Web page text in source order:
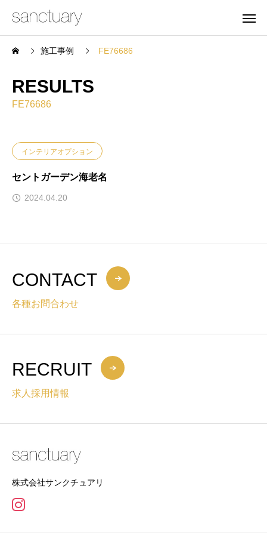
施工事例 FE76686
RESULTS
FE76686
インテリアオプション
セントガーデン海老名
2024.04.20
CONTACT
各種お問合わせ
RECRUIT
求人採用情報
株式会社サンクチュアリ